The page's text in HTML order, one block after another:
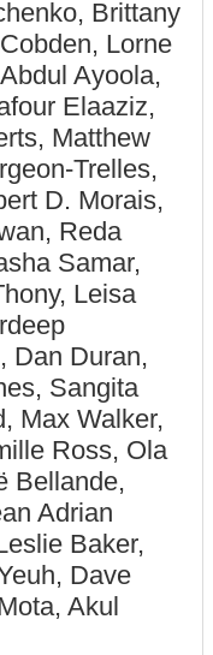
Brittany
Lorne
Ayoola,
Elaaziz,
Matthew
Trelles,
D. Morais,
Reda
Samar,
Leisa
Dan Duran,
Sangita
Max Walker,
Ross, Ola
Bellande,
Adrian
Baker,
Dave
Akul